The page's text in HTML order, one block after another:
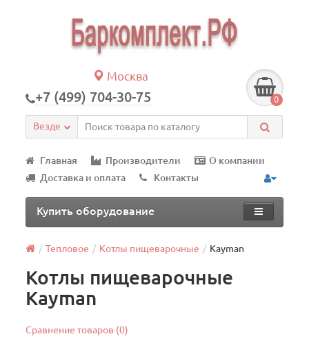
Москва
+7 (499) 704-30-75 0
Везде
Главная Производители
О компании
Доставка и оплата
Контакты
Купить оборудование
Тепловое Котлы пищеварочные Kayman
Котлы пищеварочные
Kayman
Сравнение товаров (0)